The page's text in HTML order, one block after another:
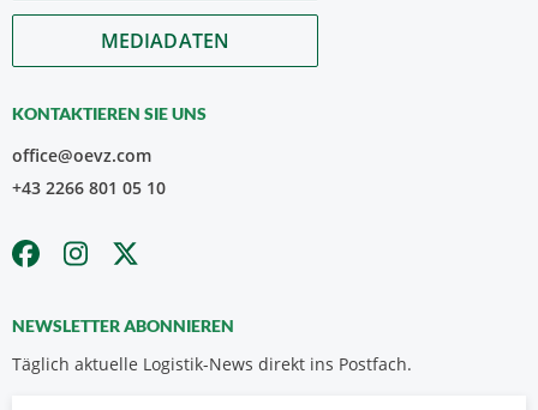
MEDIADATEN
KONTAKTIEREN SIE UNS
office@oevz.com
+43 2266 801 05 10
NEWSLETTER ABONNIEREN
Täglich aktuelle Logistik-News direkt ins Postfach.